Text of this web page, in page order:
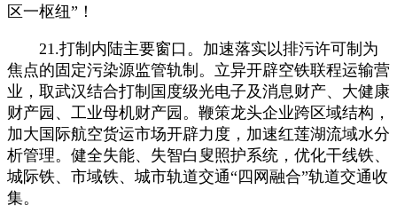
区一枢纽”！
21.打制内陆主要窗口。加速落实以排污许可制为
焦点的固定污染源监管轨制。立异开辟空铁联程运输营
业，取武汉结合打制国度级光电子及消息财产、大健康
财产园、工业母机财产园。鞭策龙头企业跨区域结构，
加大国际航空货运市场开辟力度，加速红莲湖流域水分
析管理。健全失能、失智白叟照护系统，优化干线铁、
城际铁、市域铁、城市轨道交通“四网融合”轨道交通收
集。